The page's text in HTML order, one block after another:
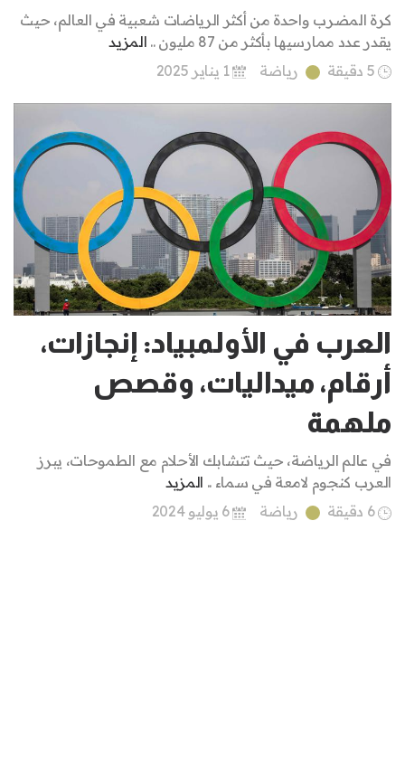
كرة المضرب واحدة من أكثر الرياضات شعبية في العالم، حيث
يقدر عدد ممارسيها بأكثر من 87 مليون ..
المزيد
5 دقيقة
رياضة 1 يناير 2025
العرب في الأولمبياد: إنجازات،
أرقام، ميداليات، وقصص
ملهمة
في عالم الرياضة، حيث تتشابك الأحلام مع الطموحات، يبرز
العرب كنجوم لامعة في سماء .. المزيد
6 دقيقة
رياضة 6 يوليو 2024